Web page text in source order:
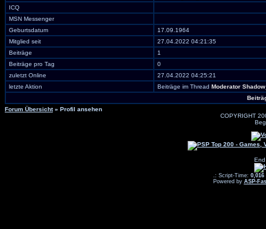
ICQ
MSN Messenger
Geburtsdatum
17.09.1964
Mitglied seit
27.04.2022 04:21:35
Beiträge
1
Beiträge pro Tag
0
zuletzt Online
27.04.2022 04:25:21
letzte Aktion
Beiträge im Thread Moderator
Forum Übersicht» Profil ansehen
COPYRIGHT
.: Script-Time: 0,016
Powered by ASP-